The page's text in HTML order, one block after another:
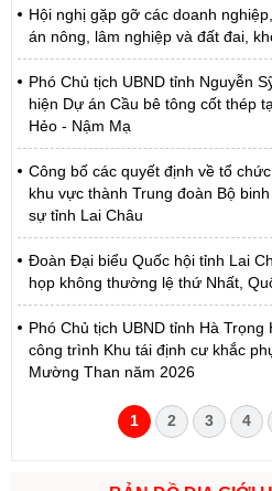
Hội nghị gặp gỡ các doanh
án nông, lâm nghiệp và đất đai,
Phó Chủ tịch UBND tỉnh Nguyễn
hiện Dự án Cầu bê tông cốt thép
Hẻo - Nậm Mạ
Công bố các quyết định về tổ
khu vực thành Trung đoàn Bộ
sự tỉnh Lai Châu
Đoàn Đại biểu Quốc hội tỉnh Lai
họp không thường lệ thứ Nhất,
Phó Chủ tịch UBND tỉnh Hà
công trình Khu tái định cư khắc
Mường Than năm 2026
1 2 3 4